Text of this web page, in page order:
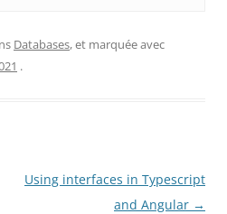
Databases, et marquée avec
.
Using interfaces in Typescript
and Angular →